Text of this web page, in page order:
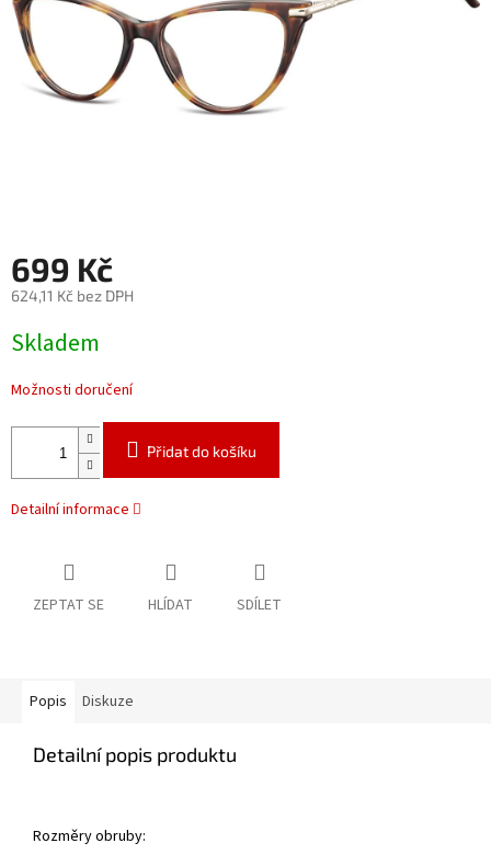
699 Kč
624,11 Kč bez DPH
cena:
Skladem
Možnosti doručení
Přidat do košíku
Detailní informace
ZEPTAT SE HLÍDAT SDÍLET
Popis Diskuze
Detailní popis produktu
Rozměry obruby: